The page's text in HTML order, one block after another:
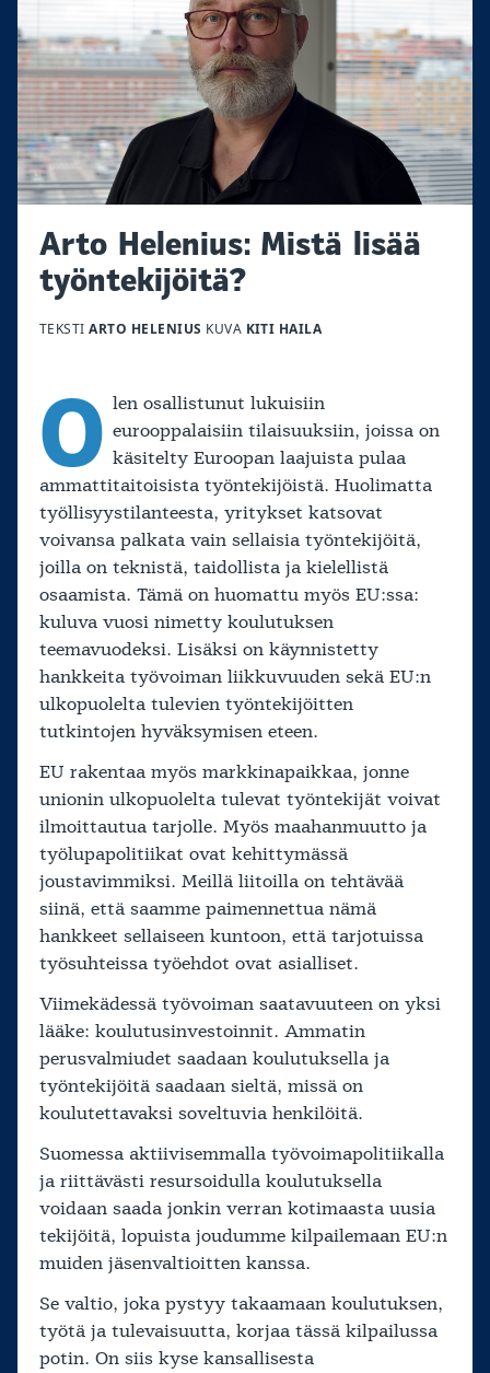
Arto Helenius: Mistä lisää
työntekijöitä?
TEKSTIARTO HELENIUS KUVA KITI HAILA
O len osallistunut lukuisiin
eurooppalaisiin tilaisuuksiin, joissa on
käsitelty Euroopan laajuista pulaa
ammattitaitoisista työntekijöistä. Huolimatta
työllisyystilanteesta, yritykset katsovat
voivansa palkata vain sellaisia työntekijöitä,
joilla on teknistä, taidollista ja kielellistä
osaamista. Tämä on huomattu myös EU:ssa:
kuluva vuosi nimetty koulutuksen
teemavuodeksi. Lisäksi on käynnistetty
hankkeita työvoiman liikkuvuuden sekä EU:n
ulkopuolelta tulevien työntekijöitten
tutkintojen hyväksymisen eteen.
EU rakentaa myös markkinapaikkaa, jonne
unionin ulkopuolelta tulevat työntekijät voivat
ilmoittautua tarjolle. Myös maahanmuutto ja
työlupapolitiikat ovat kehittymässä
joustavimmiksi. Meillä liitoilla on tehtävää
siinä, että saamme paimennettua nämä
hankkeet sellaiseen kuntoon, että tarjotuissa
työsuhteissa työehdot ovat asialliset.
Viimekädessä työvoiman saatavuuteen on yksi
lääke: koulutusinvestoinnit. Ammatin
perusvalmiudet saadaan koulutuksella ja
työntekijöitä saadaan sieltä, missä on
koulutettavaksi soveltuvia henkilöitä.
Suomessa aktiivisemmalla työvoimapolitiikalla
ja riittävästi resursoidulla koulutuksella
voidaan saada jonkin verran kotimaasta uusia
tekijöitä, lopuista joudumme kilpailemaan EU:n
muiden jäsenvaltioitten kanssa.
Se valtio, joka pystyy takaamaan koulutuksen,
työtä ja tulevaisuutta, korjaa tässä kilpailussa
potin. On siis kyse kansallisesta